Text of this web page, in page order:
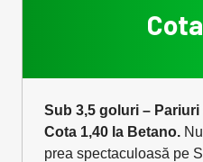
Sub 3,5 goluri –
Cota 1,40 la Betano.
prea spectaculoasă pe